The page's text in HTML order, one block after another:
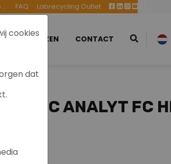
cookies
dat
FAQ Labrecycling Outlet
BEURZEN CONTACT
ANALYT FC